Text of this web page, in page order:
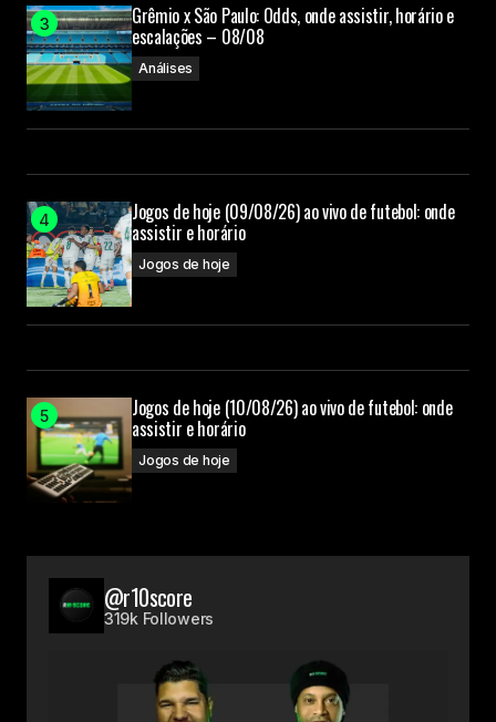
Grêmio x São Paulo: Odds, onde assistir, horário e
escalações – 08/08
Análises
Jogos de hoje (09/08/26) ao vivo de futebol: onde
assistir e horário
Jogos de hoje
Jogos de hoje (10/08/26) ao vivo de futebol: onde
assistir e horário
Jogos de hoje
@r10score
319k Followers